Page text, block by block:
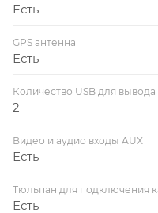
Есть
GPS антенна
Есть
Количество USB для вывода
2
Видео и аудио входы AUX
Есть
Тюльпан для подключения
Есть